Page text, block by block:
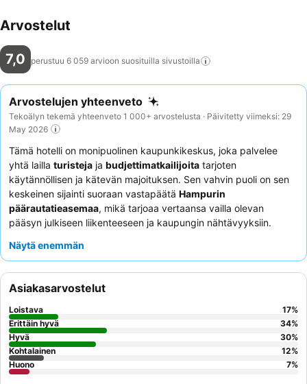
Arvostelut
7,0 perustuu 6 059 arvioon suosituilla sivustoilla
Arvostelujen yhteenveto
Tekoälyn tekemä yhteenveto 1 000+ arvostelusta · Päivitetty viimeksi: 29
May 2026
Tämä hotelli on monipuolinen kaupunkikeskus, joka palvelee
yhtä lailla turisteja ja budjettimatkailijoita tarjoten
käytännöllisen ja kätevän majoituksen. Sen vahvin puoli on sen
keskeinen sijainti suoraan vastapäätä Hampurin
päärautatieasemaa, mikä tarjoaa vertaansa vailla olevan
pääsyn julkiseen liikenteeseen ja kaupungin nähtävyyksiin.
kokemuksen, ja aamiaisbuffet saa jatkuvasti positiivista
arvostavat joustavia uloskirjautumisaikoja, ja parhaan
kokemuksen saamiseksi kannattaa pyytää hiljattain remontoitua
huonetta.
Näytä enemmän
Asiakasarvostelut
Loistava 17%
Erittäin hyvä
34%
Hyvä
30%
Kohtalainen
12%
Huono
7%